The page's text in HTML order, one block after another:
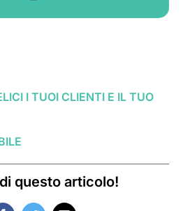
I TUOI CLIENTI E IL TUO
questo articolo!